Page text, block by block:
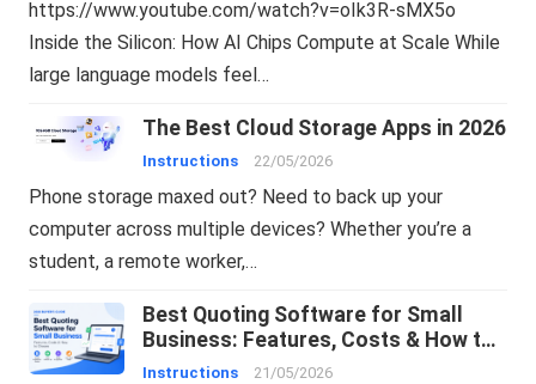
https://www.youtube.com/watch?v=oIk3R-sMX5o
Inside the Silicon: How AI Chips Compute at Scale While
large language models feel…
The Best Cloud Storage Apps in 2026
Instructions 22/05/2026
Phone storage maxed out? Need to back up your
computer across multiple devices? Whether you’re a
student, a remote worker,…
Best Quoting Software for Small
Business: Features, Costs & How to
Choose
Instructions 21/05/2026